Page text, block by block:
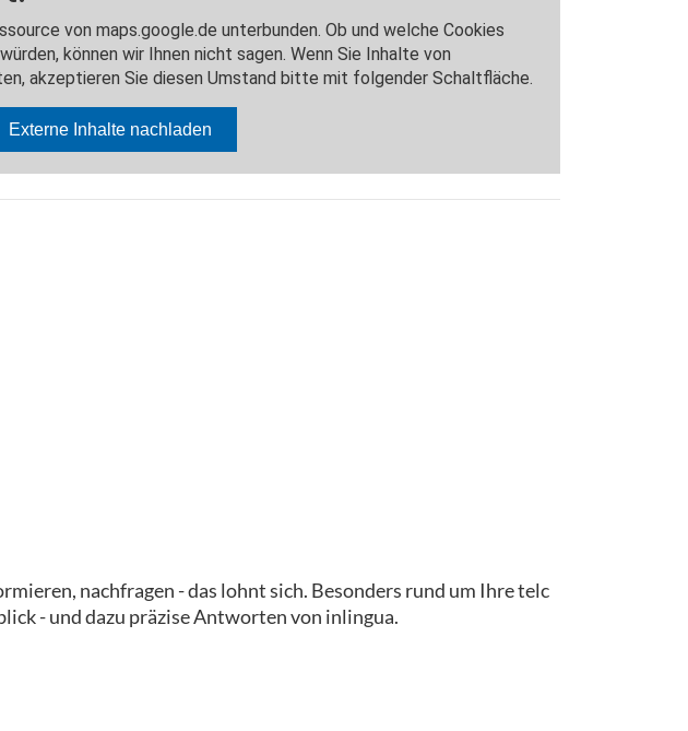
nachfragen - das lohnt sich. Besonders rund um Ihre telc
- und dazu präzise Antworten von inlingua.